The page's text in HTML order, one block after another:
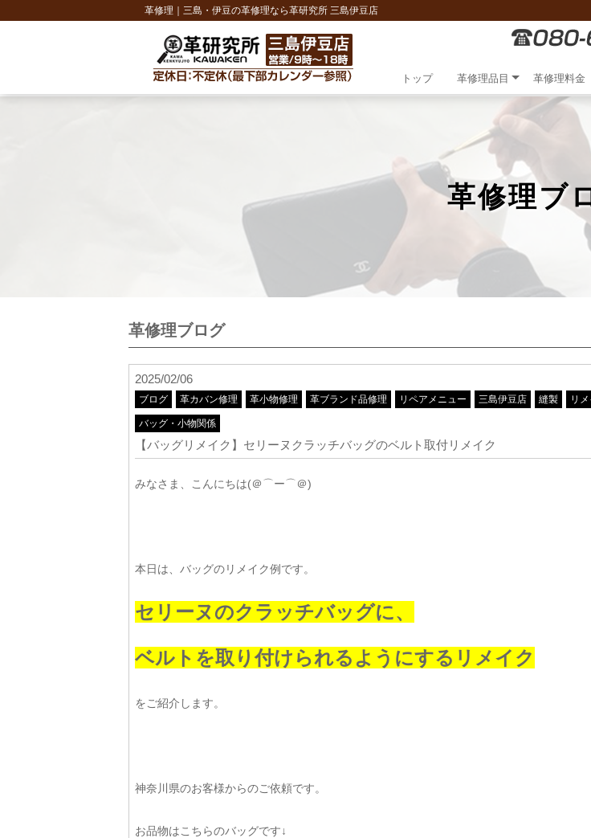
革修理｜三島・伊豆の革修理なら革研究所 三島伊豆店
トップ 革修理品目 革修理料金
革修理ブ
革修理ブログ
2025/02/06
ブログ 革カバン修理 革小物修理 革ブランド品修理 リペアメニュー 三島伊豆店 縫製 リ
バッグ・小物関係
【バッグリメイク】セリーヌクラッチバッグのベルト取付リメイク
みなさま、こんにちは(＠⌒ー⌒＠)
本日は、バッグのリメイク例です。
セリーヌのクラッチバッグに、
ベルトを取り付けられるようにするリメイク
をご紹介します。
神奈川県のお客様からのご依頼です。
お品物はこちらのバッグです↓